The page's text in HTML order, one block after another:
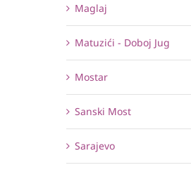
Maglaj
Matuzići - Doboj Jug
Mostar
Sanski Most
Sarajevo